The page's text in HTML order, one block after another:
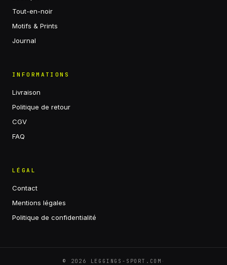
Tout-en-noir
Motifs & Prints
Journal
INFORMATIONS
Livraison
Politique de retour
CGV
FAQ
LÉGAL
Contact
Mentions légales
Politique de confidentialité
© 2026 LEGGINGS-SPORT.COM ·